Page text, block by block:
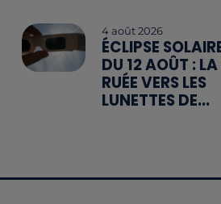
4 août 2026
ÉCLIPSE
DU 12 AOÛT : LA
RUÉE VERS LES
LUNETTES DE...